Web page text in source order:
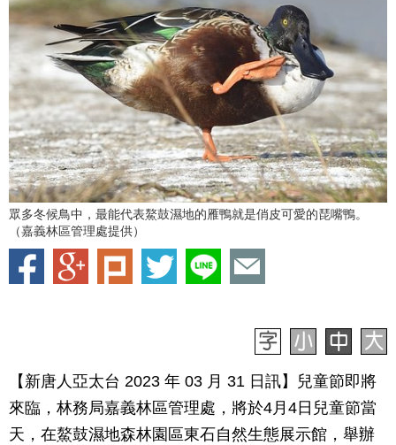
眾多冬候鳥中，最能代表鰲鼓濕地的雁鴨就是俏皮可愛的琵嘴鴨。
（嘉義林區管理處提供）
【新唐人亞太台 2023 年 03 月 31 日訊】兒童節即將
來臨，林務局嘉義林區管理處，將於4月4日兒童節當
天，在鰲鼓濕地森林園區東石自然生態展示館，舉辦